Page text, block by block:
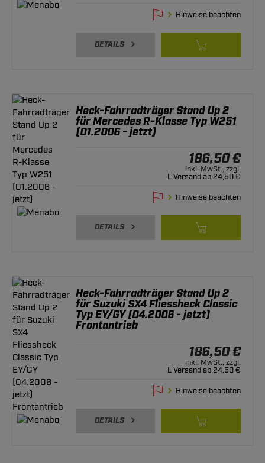
Hinweise beachten
DETAILS
Heck-Fahrradträger Stand Up 2
für Mercedes R-Klasse Typ W251
(01.2006 - jetzt)
186,50 €
inkl. MwSt., zzgl.
L Versand ab 24,50 €
Hinweise beachten
DETAILS
Heck-Fahrradträger Stand Up 2
für Suzuki SX4 Fliessheck Classic
Typ EY/GY (04.2006 - jetzt)
Frontantrieb
186,50 €
inkl. MwSt., zzgl.
L Versand ab 24,50 €
Hinweise beachten
DETAILS